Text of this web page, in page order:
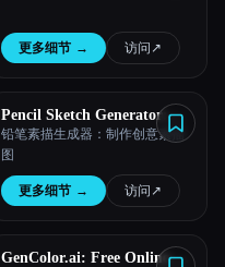
更多细节 → 访问 ↗︎
Pencil Sketch Generator:
Make Creative Sketch
Drawing
铅笔素描生成器：制作创意素描
图
更多细节 → 访问 ↗︎
GenColor.ai: Free Online AI